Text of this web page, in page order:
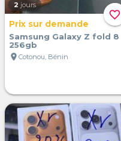
favorite_border
2 jours
Prix sur demande
Samsung Galaxy Z fold 8
256gb
location_on Cotonou, Bénin